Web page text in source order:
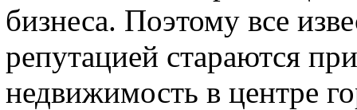
бизнеса. Поэтому все
репутацией стараются
недвижимость в центре